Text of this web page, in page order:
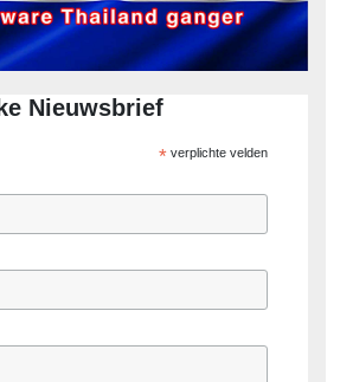
Nieuwsbrief
*verplichte velden